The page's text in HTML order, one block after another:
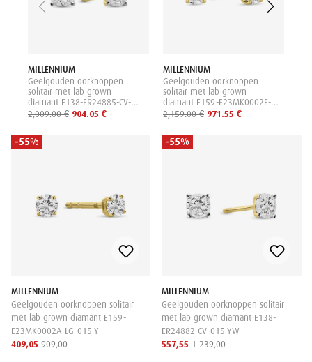
MILLENNIUM
Geelgouden oorknoppen
solitair met lab grown
diamant E138-ER24885-CV-
035-YW
2,009.00 € 904.05 €
MILLENNIUM
Geelgouden oorknoppen
solitair met lab grown
diamant E159-E23MK0002F-
LG-050-Y
2,159.00 € 971.55 €
-55%
MILLENNIUM
Geelgouden oorknoppen solitair
met lab grown diamant E159-
E23MK0002A-LG-015-Y
409,05 909,00
-55%
MILLENNIUM
Geelgouden oorknoppen solitair
met lab grown diamant E138-
ER24882-CV-015-YW
557,55 1 239,00